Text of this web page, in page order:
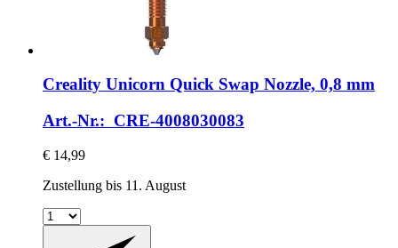
Creality Unicorn Quick Swap Nozzle, 0,8 mm
Art.-Nr.: CRE-4008030083
€ 14,99
Zustellung bis 11. August